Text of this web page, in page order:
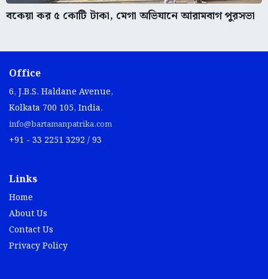
বকেয়া কর ৫ কোটি টাকা, মেগা অভিযানে আরামবাগ পুরসভা
Office
6, J.B.S. Haldane Avenue,
Kolkata 700 105, India.
info@bartamanpatrika.com
+91 - 33 2251 3292 / 93
Links
Home
About Us
Contact Us
Privacy Policy